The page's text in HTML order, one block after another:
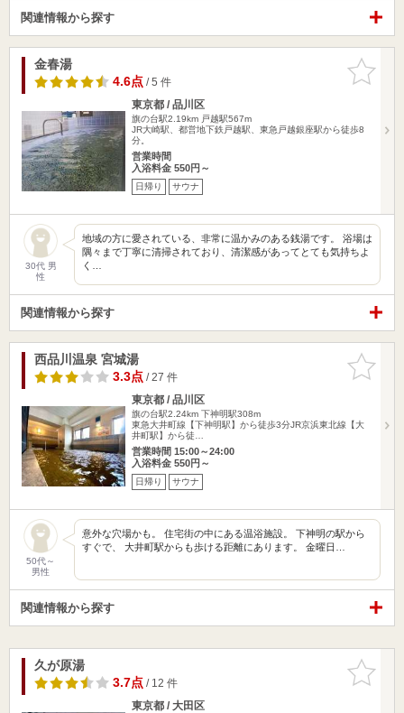
関連情報から探す
お気に入
りに追加
金春湯
4.6点/ 5 件
東京都 / 品川区
旗の台駅2.19km 戸越駅567m
JR大崎駅、都営地下鉄戸越駅、東急戸越銀座駅から徒歩8
分。
営業時間
入浴料金 550円～
日帰り サウナ
30代 男
性
地域の方に愛されている、非常に温かみのある銭湯です。 浴場は
隅々まで丁寧に清掃されており、清潔感があってとても気持ちよ
く…
関連情報から探す
お気に入
りに追加
西品川温泉 宮城湯
3.3点/ 27 件
東京都 / 品川区
旗の台駅2.24km 下神明駅308m
東急大井町線【下神明駅】から徒歩3分JR京浜東北線【大
井町駅】から徒…
営業時間 15:00～24:00
入浴料金 550円～
日帰り サウナ
50代～
男性
意外な穴場かも。 住宅街の中にある温浴施設。 下神明の駅から
すぐで、 大井町駅からも歩ける距離にあります。 金曜日…
関連情報から探す
お気に入
りに追加
久が原湯
3.7点/ 12 件
東京都 / 大田区